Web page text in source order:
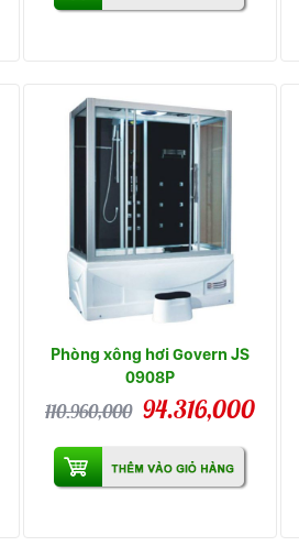
Phòng xông hơi Govern JS
0908P
110.960,000 94.316,000